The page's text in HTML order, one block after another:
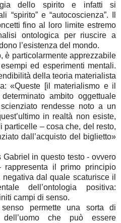
dello spirito e infatti si
“spirito” e “autocoscienza”. Il
fino al loro limite estremo
ontologica per riuscire a
l’esistenza del mondo.
è particolarmente apprezzabile
ed esperimenti mentali.
della teoria materialista
«Queste [il materialismo e il
ambito oggettuale
rendesse noto a un
in realtà non esiste,
particelle – cosa che, del resto,
dall’acquisto del biglietto»
Gabriel in questo testo - ovvero
il primo principio
dal quale scaturisce il
dell’ontologia positiva:
campi di senso.
permette una sorta di
che può essere